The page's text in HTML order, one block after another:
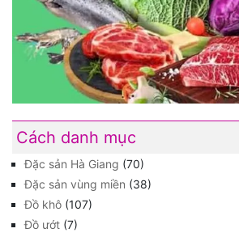
Cách danh mục
Đặc sản Hà Giang (70)
Đặc sản vùng miền (38)
Đồ khô (107)
Đồ ướt (7)